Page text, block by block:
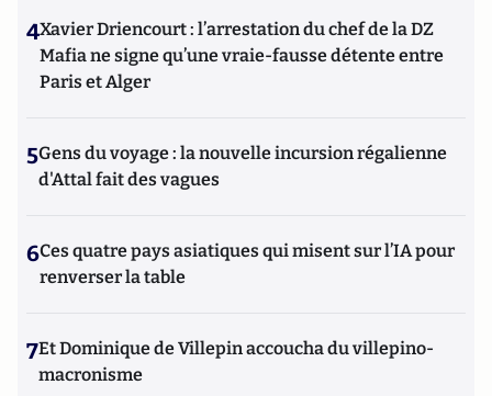
4Xavier Driencourt : l’arrestation du chef de la DZ
Mafia ne signe qu’une vraie-fausse détente entre
Paris et Alger
5Gens du voyage : la nouvelle incursion régalienne
d'Attal fait des vagues
6Ces quatre pays asiatiques qui misent sur l’IA pour
renverser la table
7Et Dominique de Villepin accoucha du villepino-
macronisme